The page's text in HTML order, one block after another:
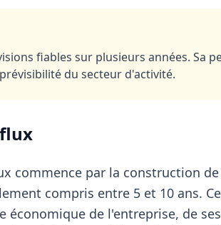
fiables sur plusieurs années. Sa
du secteur d'activité.
commence par la construction
compris entre 5 et 10 ans.
de l'entreprise, de